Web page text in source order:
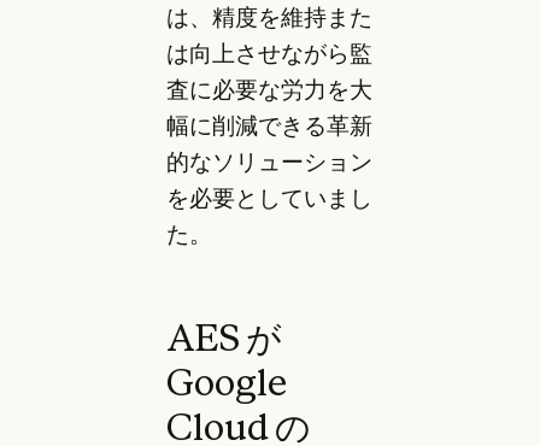
は、精度を維持また
は向上させながら監
査に必要な労力を大
幅に削減できる革新
的なソリューション
を必要としていまし
た。
AES が
Google
Cloud の